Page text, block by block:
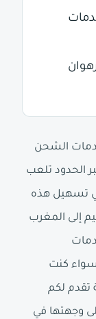
الشحن
الحدود تلعب
تسهيل هذه
إلى المغرب
كنت
تقدم لكم
وجهتها في